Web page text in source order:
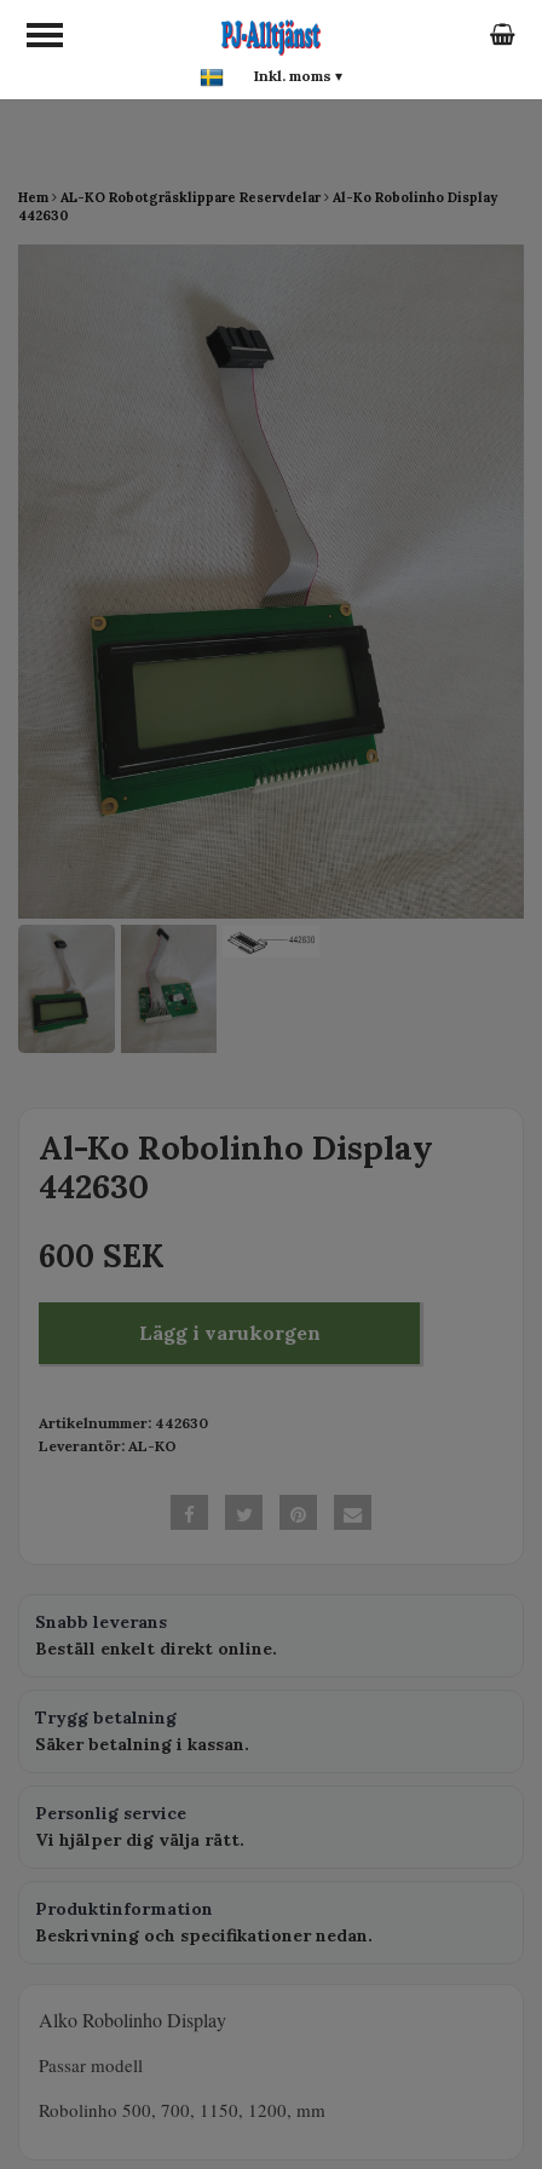
google-site-verification:
google0142a1f5f0015a93.html
Hem AL-KO Robotgräsklippare Reservdelar
Al-Ko Robolinho Display
442630
Al-Ko Robolinho Display
442630
600 SEK
Lägg i varukorgen
Artikelnummer: 442630
Leverantör: AL-KO
Snabb leverans
Beställ enkelt direkt online.
Trygg betalning
Säker betalning i kassan.
Personlig service
Vi hjälper dig välja rätt.
Produktinformation
Beskrivning och specifikationer nedan.
Alko Robolinho Display
Passar modell
Robolinho 500, 700, 1150, 1200, mm
Inkl. moms ▾